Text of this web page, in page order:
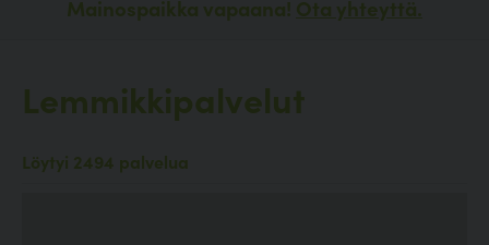
Mainospaikka vapaana! Ota yhteyttä.
Lemmikkipalvelut
Löytyi 2494 palvelua